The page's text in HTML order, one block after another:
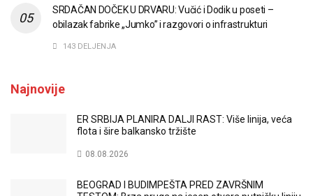
SRDAČAN DOČEK U DRVARU: Vučić i Dodik u poseti –
obilazak fabrike „Jumko” i razgovori o infrastrukturi
143 DELJENJA
Najnovije
ER SRBIJA PLANIRA DALJI RAST: Više linija, veća
flota i šire balkansko tržište
08.08.2026
BEOGRAD I BUDIMPEŠTA PRED ZAVRŠNIM